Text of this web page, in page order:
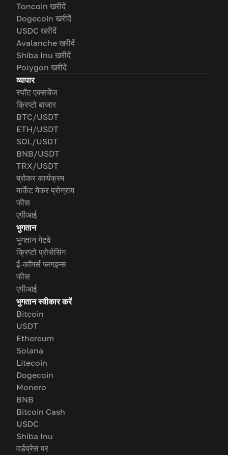
Toncoin खरीदें
Dogecoin खरीदें
USDC खरीदें
Avalanche खरीदें
Shiba Inu खरीदें
Polygon खरीदें
व्यापार
स्पॉट एक्सचेंज
क्रिप्टो बाजार
BTC/USDT
ETH/USDT
SOL/USDT
BNB/USDT
TRX/USDT
ब्रोकर कार्यक्रम
मार्केट मेकर प्रोग्राम
फीस
एपीआई
भुगतान
भुगतान गेटवे
क्रिप्टो प्रोसेसिंग
ई-कॉमर्स प्लगइन्स
फीस
एपीआई
भुगतान स्वीकार करें
Bitcoin
USDT
Ethereum
Solana
Litecoin
Dogecoin
Monero
BNB
Bitcoin Cash
USDC
Shiba Inu
वर्डप्रेस पर